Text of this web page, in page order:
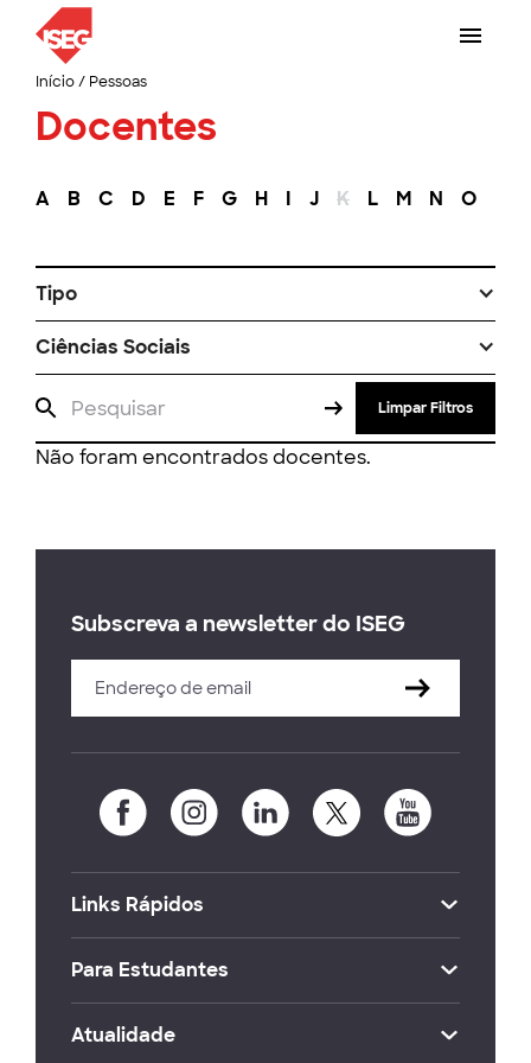
Início/ Pessoas
Docentes
A B C D E F G H I J K L M N O
Tipo
Ciências Sociais
Limpar Filtros
Não foram encontrados docentes.
Subscreva a newsletter do ISEG
Links Rápidos
Para Estudantes
Atualidade